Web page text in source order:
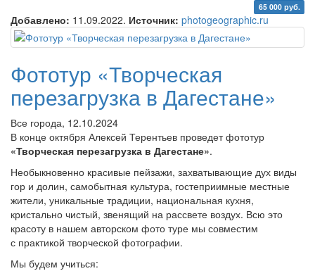
65 000 руб.
Добавлено: 11.09.2022. Источник: photogeographic.ru
Фототур «Творческая
перезагрузка в Дагестане»
Все города, 12.10.2024
В конце октября Алексей Терентьев проведет фототур
«Творческая перезагрузка в Дагестане».
Необыкновенно красивые пейзажи, захватывающие дух виды
гор и долин, самобытная культура, гостеприимные местные
жители, уникальные традиции, национальная кухня,
кристально чистый, звенящий на рассвете воздух. Всю это
красоту в нашем авторском фото туре мы совместим
с практикой творческой фотографии.
Мы будем учиться: